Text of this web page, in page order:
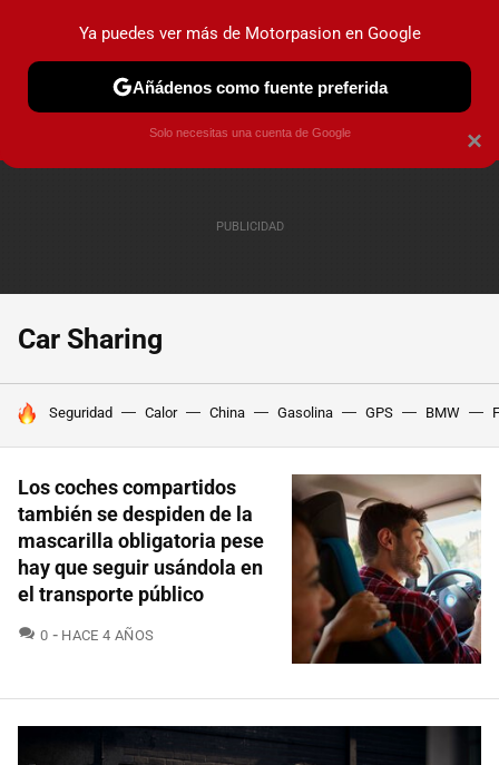
PRUEBAS COCHES ELÉCTRICOS OBSERVATORIO
Car Sharing
HOY SE HABLA DE
Seguridad Calor China Gasolina GPS BMW
Los coches compartidos
también se despiden de la
mascarilla obligatoria pese
hay que seguir usándola en
el transporte público
0 COMENTARIOS
HACE 4 AÑOS
×
Ya puedes ver más de Motorpasion en Google
Añádenos como fuente preferida
Solo necesitas una cuenta de Google